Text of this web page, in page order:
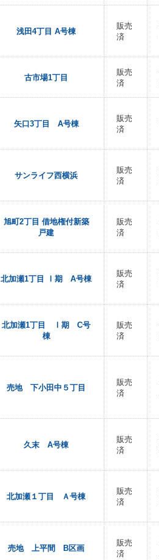
浅田4丁目 A号棟
販売
済
古市場1丁目
販売
済
矢口3丁目 A号棟
販売
済
サンライフ西横浜
販売
済
旭町2丁目 借地権付新築
戸建
販売
済
北加瀬1丁目 Ⅰ期 A号棟
販売
済
北加瀬1丁目 Ⅰ期 C号
棟
販売
済
売地 下小田中５丁目
販売
済
久末 A号棟
販売
済
北加瀬１丁目 Ａ号棟
販売
済
売地 上平間 B区画
販売
済